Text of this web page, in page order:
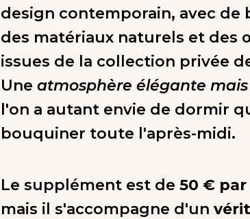
design contemporain, avec de
des matériaux naturels et des
issues de la collection privée
Une atmosphère élégante
l'on a autant envie de dormir
bouquiner toute l'après-midi.
Le supplément est de 50 €
mais il s'accompagne d'un